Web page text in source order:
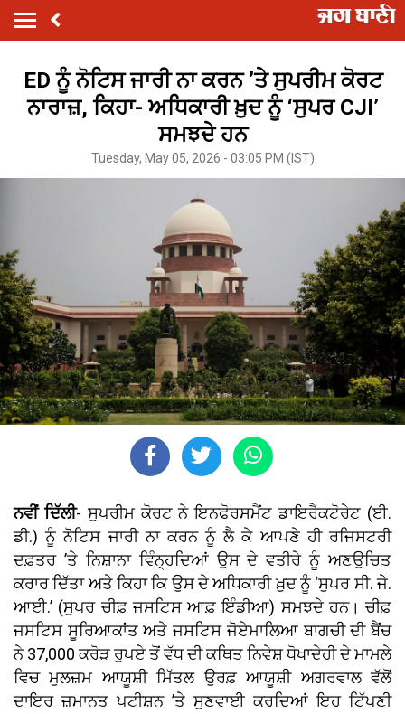
ED ਨੂੰ ਨੋਟਿਸ ਜਾਰੀ ਨਾ ਕਰਨ ’ਤੇ ਸੁਪਰੀਮ ਕੋਰਟ
ਨਾਰਾਜ਼, ਕਿਹਾ- ਅਧਿਕਾਰੀ ਖ਼ੁਦ ਨੂੰ ‘ਸੁਪਰ CJI’
ਸਮਝਦੇ ਹਨ
Tuesday, May 05, 2026 - 03:05 PM (IST)
ਨਵੀਂ ਦਿੱਲੀ- ਸੁਪਰੀਮ ਕੋਰਟ ਨੇ ਇਨਫੋਰਸਮੈਂਟ ਡਾਇਰੈਕਟੋਰੇਟ (ਈ.
ਡੀ.) ਨੂੰ ਨੋਟਿਸ ਜਾਰੀ ਨਾ ਕਰਨ ਨੂੰ ਲੈ ਕੇ ਆਪਣੇ ਹੀ ਰਜਿਸਟਰੀ
ਦਫ਼ਤਰ ’ਤੇ ਨਿਸ਼ਾਨਾ ਵਿੰਨ੍ਹਦਿਆਂ ਉਸ ਦੇ ਵਤੀਰੇ ਨੂੰ ਅਣਉਚਿਤ
ਕਰਾਰ ਦਿੱਤਾ ਅਤੇ ਕਿਹਾ ਕਿ ਉਸ ਦੇ ਅਧਿਕਾਰੀ ਖ਼ੁਦ ਨੂੰ ‘ਸੁਪਰ ਸੀ. ਜੇ.
ਆਈ.’ (ਸੁਪਰ ਚੀਫ਼ ਜਸਟਿਸ ਆਫ਼ ਇੰਡੀਆ) ਸਮਝਦੇ ਹਨ। ਚੀਫ਼
ਜਸਟਿਸ ਸੂਰਿਆਕਾਂਤ ਅਤੇ ਜਸਟਿਸ ਜੋਏਮਾਲਿਆ ਬਾਗਚੀ ਦੀ ਬੈਂਚ
ਨੇ 37,000 ਕਰੋੜ ਰੁਪਏ ਤੋਂ ਵੱਧ ਦੀ ਕਥਿਤ ਨਿਵੇਸ਼ ਧੋਖਾਦੇਹੀ ਦੇ ਮਾਮਲੇ
ਵਿਚ ਮੁਲਜ਼ਮ ਆਯੂਸ਼ੀ ਮਿੱਤਲ ਉਰਫ਼ ਆਯੂਸ਼ੀ ਅਗਰਵਾਲ ਵੱਲੋਂ
ਦਾਇਰ ਜ਼ਮਾਨਤ ਪਟੀਸ਼ਨ ’ਤੇ ਸੁਣਵਾਈ ਕਰਦਿਆਂ ਇਹ ਟਿੱਪਣੀ